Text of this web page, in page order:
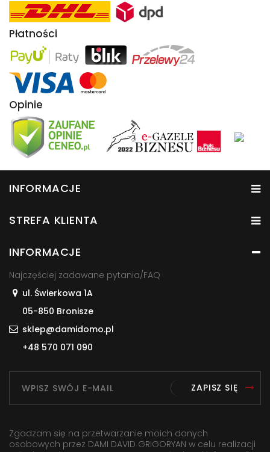
Płatności
Opinie
INFORMACJE
STREFA KLIENTA
INFORMACJE
Najczęściej zadawane pytania/FAQ
ul. Świerkowa 1A
05-850 Bronisze
sklep@damidomo.pl
+48 570 071 090
ZAPISZ SIĘ
Zgadzam się na przetwarzanie moich danych
osobowych przez DAMI DAVID GRIGORYAN w celu realizacji